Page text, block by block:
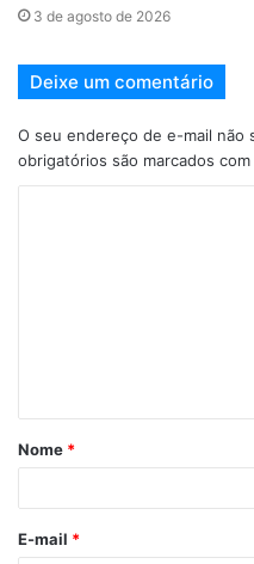
3 de agosto de 2026
Deixe um comentário
O seu endereço de e-mail não
obrigatórios são marcados com
Nome *
E-mail *